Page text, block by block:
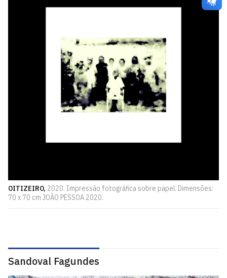
OITIZEIRO, 2020. Impressão fotográfica sobre papel. Dimensões:
70 x 70 cm JOÃO PESSOA 2020.
Sandoval Fagundes